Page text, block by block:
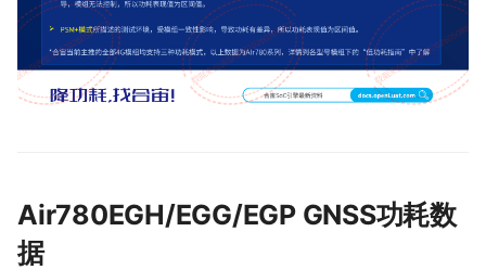
Air780EGH/EGG/EGP GNSS功耗数
据